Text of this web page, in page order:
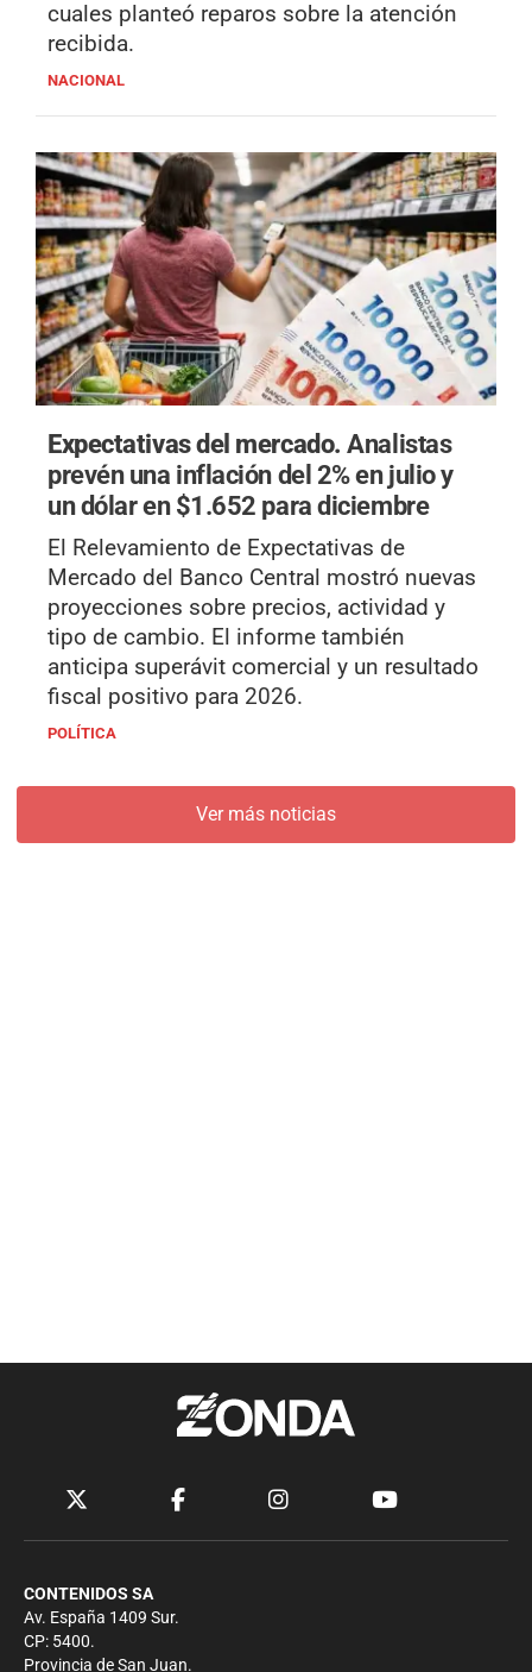
cuales planteó reparos sobre la atención
recibida.
NACIONAL
Expectativas del mercado.Analistas
prevén una inflación del 2% en julio y
un dólar en $1.652 para diciembre
El Relevamiento de Expectativas de
Mercado del Banco Central mostró nuevas
proyecciones sobre precios, actividad y
tipo de cambio. El informe también
anticipa superávit comercial y un resultado
fiscal positivo para 2026.
POLÍTICA
Ver más noticias
CONTENIDOS SA
Av. España 1409 Sur.
CP: 5400.
Provincia de San Juan.